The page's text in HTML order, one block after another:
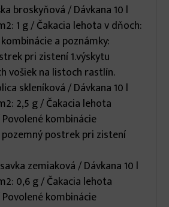
broskyňová / Dávkana 10 l
1 g / Čakacia lehota v dňoch:
a poznámky:
pri zistení 1.výskytu
vošiek na listoch rastlín.
skleníková / Dávkana 10 l
2,5 g / Čakacia lehota
kombinácie
postrek pri zistení
zemiaková / Dávkana 10 l
0,6 g / Čakacia lehota
kombinácie